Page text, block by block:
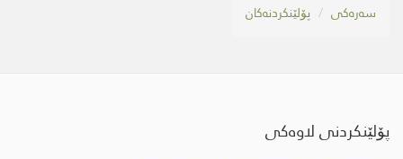
سه‌ره‌كی
پۆلێنکردنەکان
پۆلێنکردنی لاوەکی